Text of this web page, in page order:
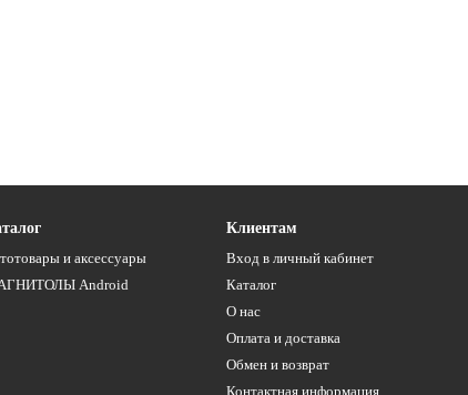
и аксессуары
Android
Клиентам
Вход в личный кабинет
Каталог
О нас
Оплата и доставка
Обмен и возврат
Контактная информация